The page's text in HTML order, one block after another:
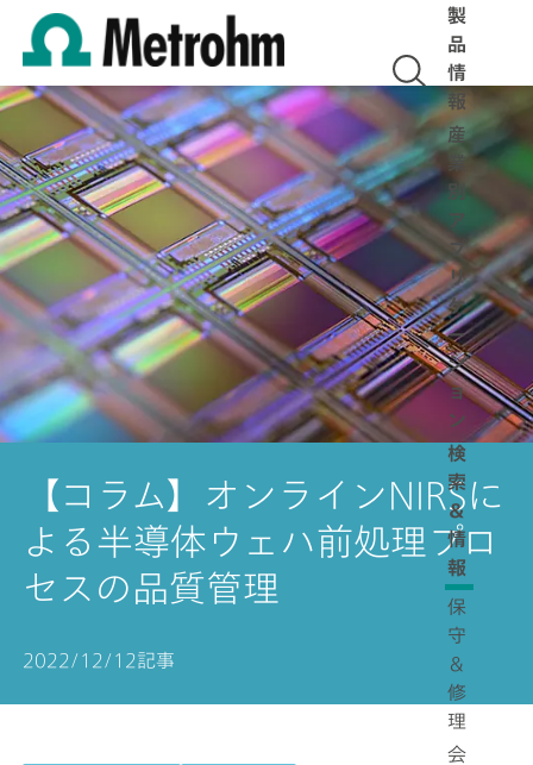
製
品
情
報
産
業
別
ア
プ
リ
ケ
ー
シ
ョ
ン
検
索
＆
情
報
保
守
＆
修
理
会
【コラム】オンラインNIRSに
よる半導体ウェハ前処理プロ
セスの品質管理
2022/12/12記事